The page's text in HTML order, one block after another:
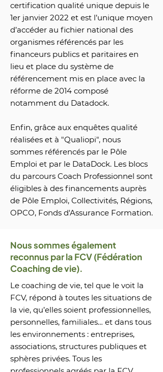
certification qualité unique depuis le
1er janvier 2022 et est l’unique moyen
d’accéder au fichier national des
organismes référencés par les
financeurs publics et paritaires en
lieu et place du système de
référencement mis en place avec la
réforme de 2014 composé
notamment du Datadock.
Enfin, grâce aux enquêtes qualité
réalisées et à "Qualiopi", nous
sommes référencés par le Pôle
Emploi et par le DataDock. Les blocs
du parcours Coach Professionnel sont
éligibles à des financements auprès
de Pôle Emploi, Collectivités, Régions,
OPCO, Fonds d'Assurance Formation.
Nous sommes également
reconnus par la FCV (Fédération
Coaching de vie).
Le coaching de vie, tel que le voit la
FCV, répond à toutes les situations de
la vie, qu’elles soient professionnelles,
personnelles, familiales… et dans tous
les environnements : entreprises,
associations, structures publiques et
sphères privées. Tous les